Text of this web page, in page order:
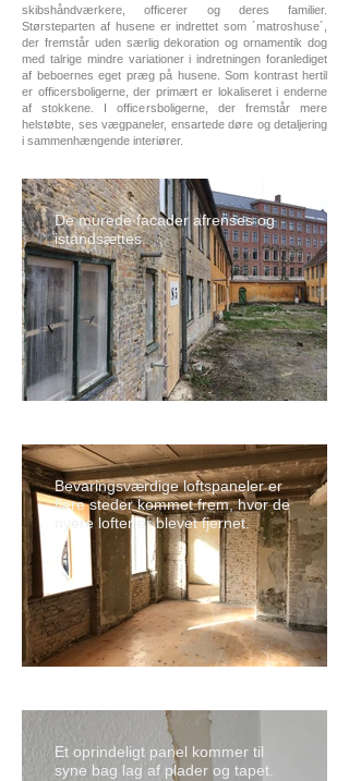
skibshåndværkere, officerer og deres familier.
Størsteparten af husene er indrettet som ´matroshuse´,
der fremstår uden særlig dekoration og ornamentik dog
med talrige mindre variationer i indretningen foranlediget
af beboernes eget præg på husene. Som kontrast hertil
er officersboligerne, der primært er lokaliseret i enderne
af stokkene. I officersboligerne, der fremstår mere
helstøbte, ses vægpaneler, ensartede døre og detaljering
i sammenhængende interiører.
De murede facader afrenses og
istandsættes.
Bevaringsværdige loftspaneler er
flere steder kommet frem, hvor de
nyere lofter er blevet fjernet.
Et oprindeligt panel kommer til
syne bag lag af plader og tapet.